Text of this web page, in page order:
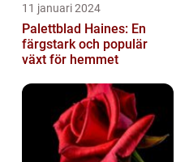
11 januari 2024
Palettblad Haines: En
färgstark och populär
växt för hemmet